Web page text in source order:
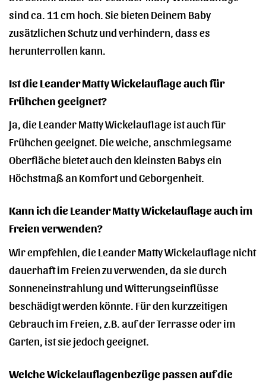
sind ca. 11 cm hoch. Sie bieten Deinem Baby
zusätzlichen Schutz und verhindern, dass es
herunterrollen kann.
Ist die Leander Matty Wickelauflage auch für
Frühchen geeignet?
Ja, die Leander Matty Wickelauflage ist auch für
Frühchen geeignet. Die weiche, anschmiegsame
Oberfläche bietet auch den kleinsten Babys ein
Höchstmaß an Komfort und Geborgenheit.
Kann ich die Leander Matty Wickelauflage auch im
Freien verwenden?
Wir empfehlen, die Leander Matty Wickelauflage nicht
dauerhaft im Freien zu verwenden, da sie durch
Sonneneinstrahlung und Witterungseinflüsse
beschädigt werden könnte. Für den kurzzeitigen
Gebrauch im Freien, z.B. auf der Terrasse oder im
Garten, ist sie jedoch geeignet.
Welche Wickelauflagenbezüge passen auf die